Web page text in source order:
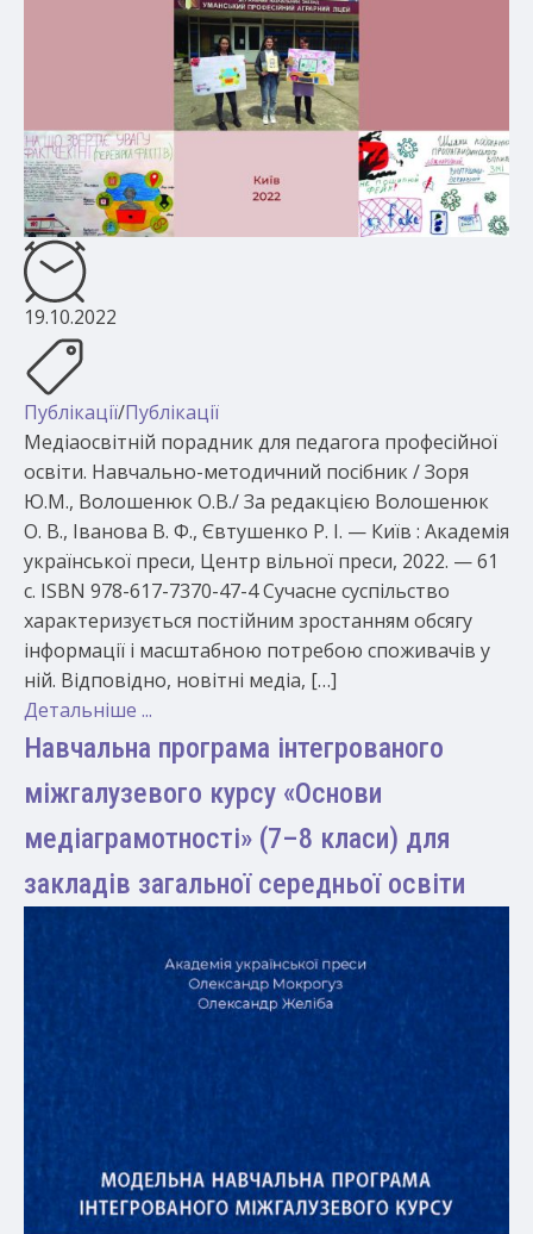
19.10.2022
Публікації/Публікації
Медіаосвітній порадник для педагога професійної
освіти. Навчально-методичний посібник / Зоря
Ю.М., Волошенюк О.В./ За редакцією Волошенюк
О. В., Іванова В. Ф., Євтушенко Р. І. — Київ : Академія
української преси, Центр вільної преси, 2022. — 61
с. ISBN 978-617-7370-47-4 Сучасне суспільство
характеризується постійним зростанням обсягу
інформації і масштабною потребою споживачів у
ній. Відповідно, новітні медіа, […]
Детальніше ...
Навчальна програма інтегрованого
міжгалузевого курсу «Основи
медіаграмотності» (7–8 класи) для
закладів загальної середньої освіти